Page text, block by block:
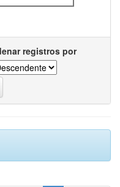
registros por